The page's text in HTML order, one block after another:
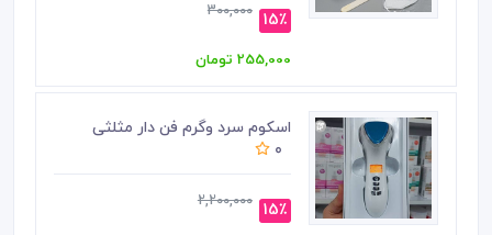
15٪ 300,000
255,000 تومان
اسکوم‌ سرد وگرم فن دار مثلثی
0
15٪ 2,200,000